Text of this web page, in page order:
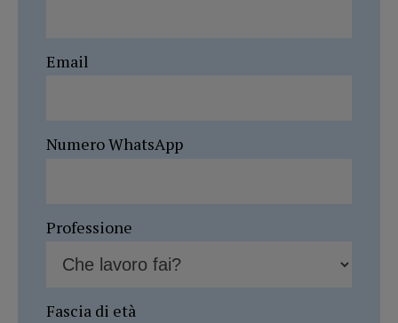
Email
Numero WhatsApp
Professione
Fascia di età